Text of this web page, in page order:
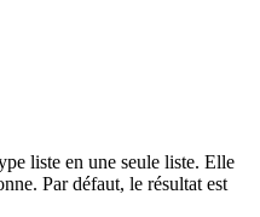
liste en une seule liste. Elle
Par défaut, le résultat est